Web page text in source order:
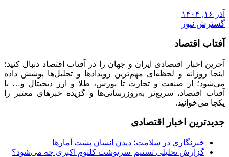
آذر ۱۶, ۱۴۰۴
گسترش نیوز
آفتاب اقتصاد
آخرین اخبار اقتصادی ایران و جهان را در آفتاب اقتصاد دنبال کنید؛
اینجا روزانه و لحظه‌ای مهم‌ترین رویدادها و تحلیل‌ها پوشش داده
می‌شود؛ از صنعت و تجارت تا بورس، طلا و ارز دیجیتال و… با
آفتاب اقتصاد، سریع‌تر به‌روزرسانی‌ها و گزیده خبرهای معتبر را
یکجا می‌خوانید.
جدیدترین اخبار اقتصادی
خبرنگاری در سلامت؛ دیدن انسان پشت آمارها
گزارش تحلیلی تسنیم| سرنوشت کلثوم اکبری چه می‌شود؟